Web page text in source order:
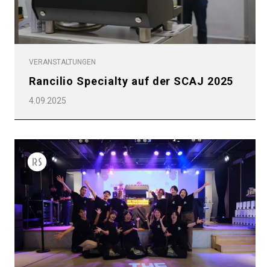
VERANSTALTUNGEN
Rancilio Specialty auf der SCAJ 2025
4.09.2025